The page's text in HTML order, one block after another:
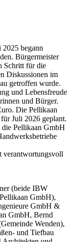
begann
Bürgermeister
Schritt für die
Diskussionen im
getroffen wurde.
und Lebensfreude
und Bürger.
Die Pellikaan
Juli 2026 geplant.
die Pellikaan GmbH
verantwortungsvoll
(beide IBW
GmbH),
GmbH &
GmbH, Bernd
Wenden),
und Tiefbau